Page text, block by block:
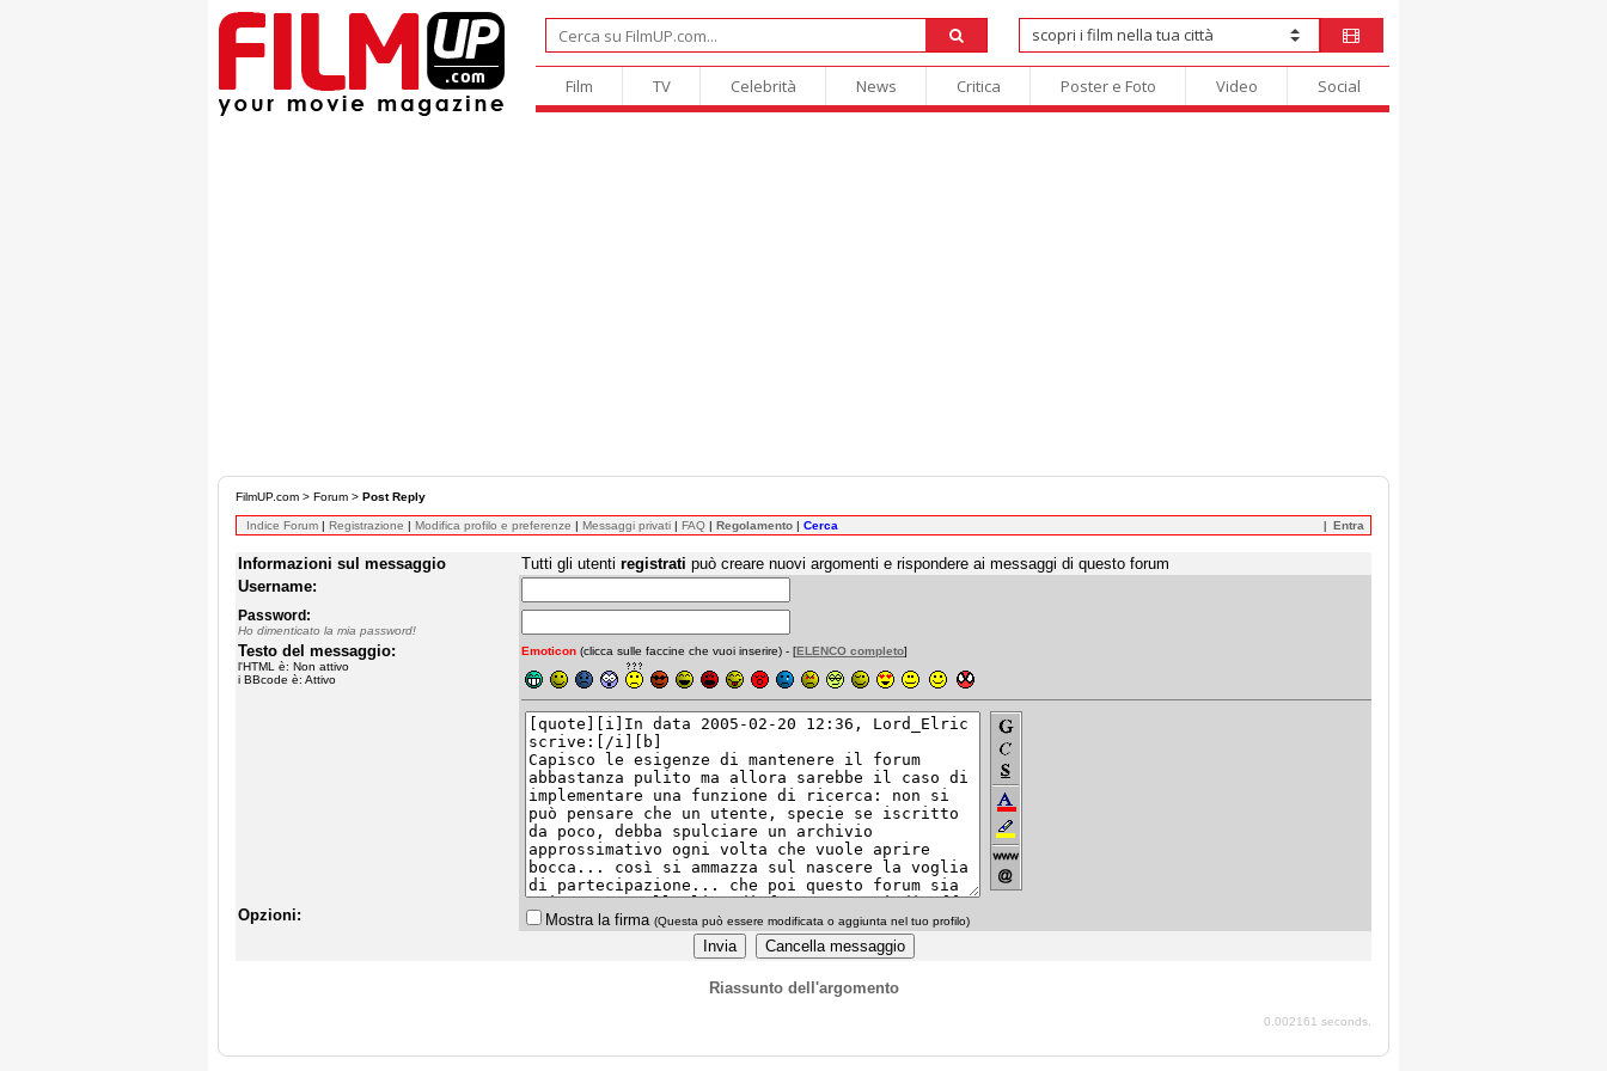
Film TV Celebrità News Critica Poster e Foto Video Social
FilmUP.com > Forum > Post Reply
Indice Forum | Registrazione | Modifica profilo e preferenze | Messaggi privati | FAQ | Regolamento | Cerca Entra
Informazioni sul messaggio Tutti gli utenti registrati può creare nuovi argomenti e rispondere ai messaggi di questo forum
Username:
Password:
Ho dimenticato la mia password!
Testo del messaggio:
l'HTML è: Non attivo
i BBcode è: Attivo
Emoticon (clicca sulle faccine che vuoi inserire) - [ELENCO completo]
Opzioni: Mostra la firma (Questa può essere modificata o aggiunta nel tuo profilo)
Riassunto dell'argomento
0.002161 seconds.